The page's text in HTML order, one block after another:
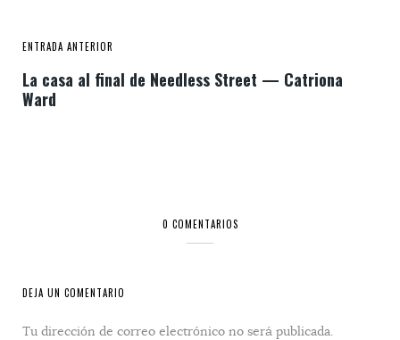
ENTRADA ANTERIOR
La casa al final de Needless Street — Catriona
Ward
0 COMENTARIOS
DEJA UN COMENTARIO
Tu dirección de correo electrónico no será publicada.